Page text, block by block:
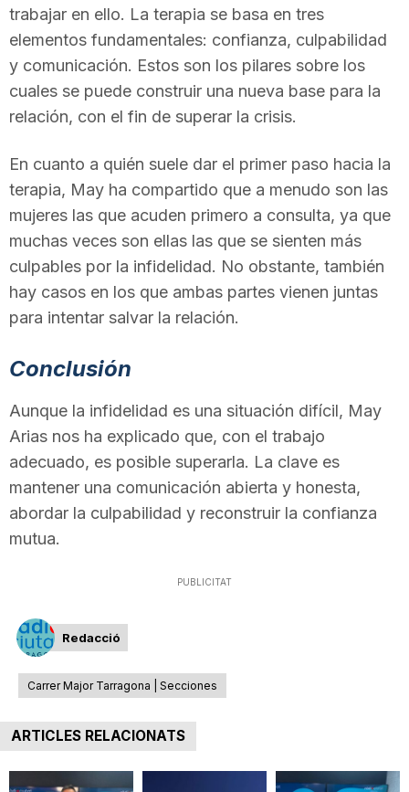
trabajar en ello. La terapia se basa en tres
elementos fundamentales: confianza, culpabilidad
y comunicación. Estos son los pilares sobre los
cuales se puede construir una nueva base para la
relación, con el fin de superar la crisis.
En cuanto a quién suele dar el primer paso hacia la
terapia, May ha compartido que a menudo son las
mujeres las que acuden primero a consulta, ya que
muchas veces son ellas las que se sienten más
culpables por la infidelidad. No obstante, también
hay casos en los que ambas partes vienen juntas
para intentar salvar la relación.
Conclusión
Aunque la infidelidad es una situación difícil, May
Arias nos ha explicado que, con el trabajo
adecuado, es posible superarla. La clave es
mantener una comunicación abierta y honesta,
abordar la culpabilidad y reconstruir la confianza
mutua.
PUBLICITAT
Redacció
Carrer Major Tarragona | Secciones
ARTICLES RELACIONATS